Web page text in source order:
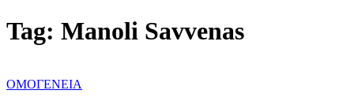
Tag: Manoli Savvenas
ΟΜΟΓΕΝΕΙΑ